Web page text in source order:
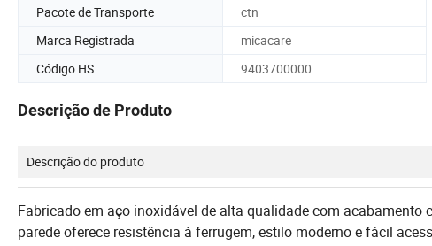
Pacote de Transporte ctn
Marca Registrada
micacare
Código HS
9403700000
Descrição de Produto
Descrição do produto
Fabricado em aço inoxidável de alta qualidade com
parede oferece resistência à ferrugem, estilo moderno e fácil